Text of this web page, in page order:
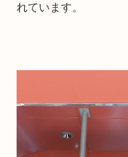
れています。